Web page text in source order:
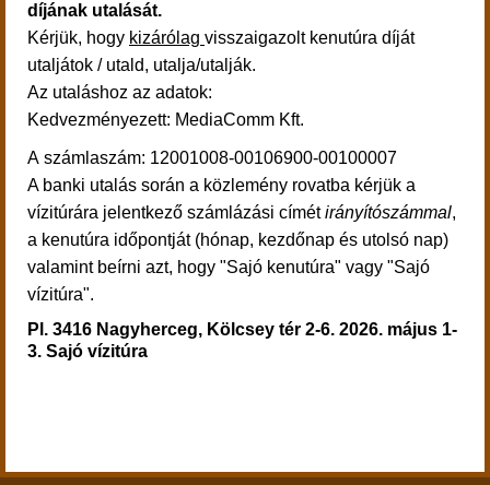
díjának utalását.
Kérjük, hogy kizárólag visszaigazolt kenutúra díját
utaljátok / utald, utalja/utalják.
Az utaláshoz az adatok:
Kedvezményezett: MediaComm Kft.
A számlaszám: 12001008-00106900-00100007
A banki utalás során a közlemény rovatba kérjük a
vízitúrára jelentkező számlázási címétirányítószámmal,
a kenutúra időpontját (hónap, kezdőnap és utolsó nap)
valamint beírni azt, hogy "Sajó kenutúra" vagy "Sajó
vízitúra".
Pl. 3416 Nagyherceg, Kölcsey tér 2-6. 2026. május 1-
3. Sajó vízitúra